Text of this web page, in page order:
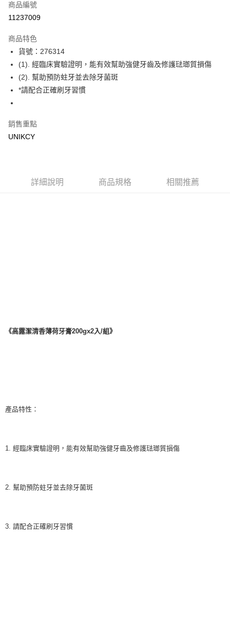
信用卡一次付款
LINE Pay
Apple Pay
街口支付
悠遊付
Google Pay
每筆NT$70，滿NT$499(含以上)免運費
商品編號
11237009
商品特色
貨號：276314
(1). 經臨床實驗證明，能有效幫助強健牙齒及修護琺瑯質損傷
(2). 幫助預防蛀牙並去除牙菌斑
*請配合正確刷牙習慣
銷售重點
UNIKCY
詳細說明 商品規格 相關推薦
《高露潔清香薄荷牙膏200gx2入/組》
產品特性：
1. 經臨床實驗證明，能有效幫助強健牙齒及修護琺瑯質損傷
2. 幫助預防蛀牙並去除牙菌斑
3. 請配合正確刷牙習慣